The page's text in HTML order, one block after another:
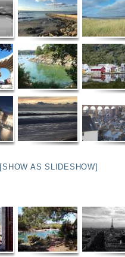
[SHOW AS SLIDESHOW]